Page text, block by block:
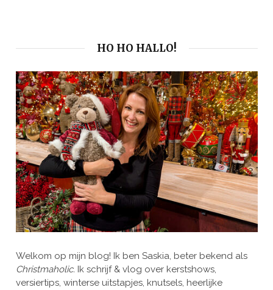
HO HO HALLO!
Welkom op mijn blog! Ik ben Saskia, beter bekend als
Christmaholic. Ik schrijf & vlog over kerstshows,
versiertips, winterse uitstapjes, knutsels, heerlijke